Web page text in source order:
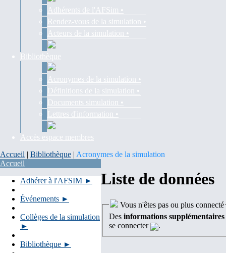
Adhérents de l'AFSim •
Rendez-vous de la simulation •
Acteurs de la simulation •
Bibliothèque
Acronymes de la simulation •
Définitions de la simulation •
Documents simulation •
Lettres d'information •
Accès espace membres
Accueil | Bibliothèque | Acronymes de la simulation
Accueil
Adhérer à l'AFSIM ►
Événements ►
Collèges de la simulation
►
Bibliothèque ►
Liste de données
Vous n'êtes pas ou plus connecté
Des informations supplémentaires
se connecter
.